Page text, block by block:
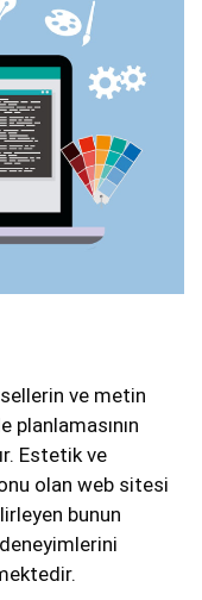
ve metin
Estetik ve
olan web sitesi
bunun
deneyimlerini